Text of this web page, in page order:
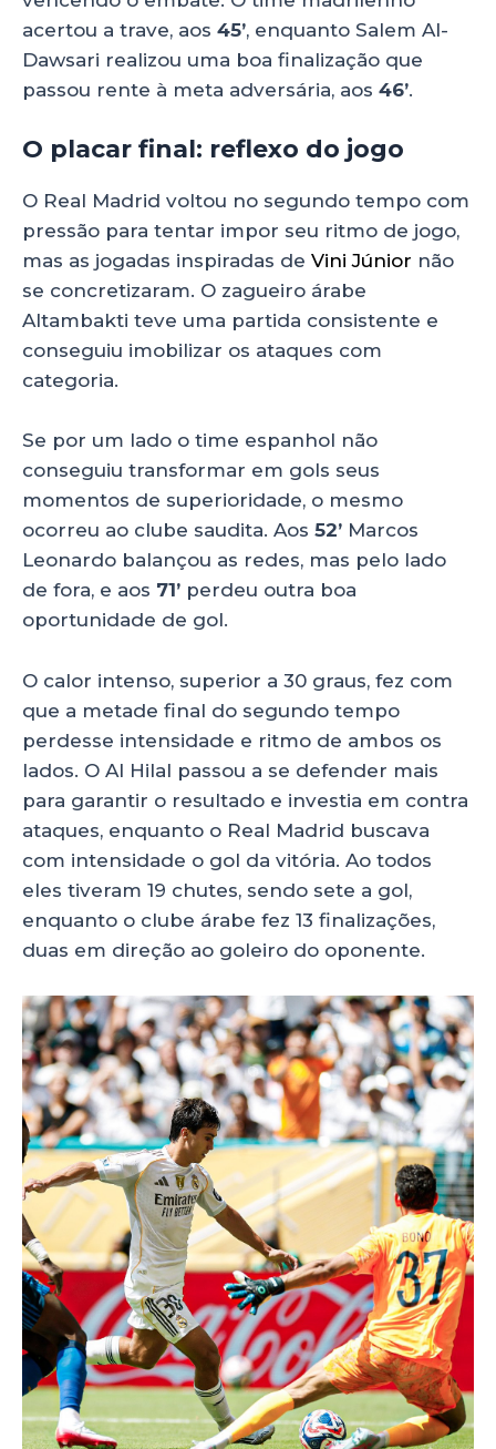
acertou a trave, aos 45’, enquanto Salem Al-
Dawsari realizou uma boa finalização que
passou rente à meta adversária, aos 46’.
O placar final: reflexo do jogo
O Real Madrid voltou no segundo tempo com
pressão para tentar impor seu ritmo de jogo,
mas as jogadas inspiradas de Vini Júnior não
se concretizaram. O zagueiro árabe
Altambakti teve uma partida consistente e
conseguiu imobilizar os ataques com
categoria.
Se por um lado o time espanhol não
conseguiu transformar em gols seus
momentos de superioridade, o mesmo
ocorreu ao clube saudita. Aos 52’ Marcos
Leonardo balançou as redes, mas pelo lado
de fora, e aos 71’ perdeu outra boa
oportunidade de gol.
O calor intenso, superior a 30 graus, fez com
que a metade final do segundo tempo
perdesse intensidade e ritmo de ambos os
lados. O Al Hilal passou a se defender mais
para garantir o resultado e investia em contra
ataques, enquanto o Real Madrid buscava
com intensidade o gol da vitória. Ao todos
eles tiveram 19 chutes, sendo sete a gol,
enquanto o clube árabe fez 13 finalizações,
duas em direção ao goleiro do oponente.